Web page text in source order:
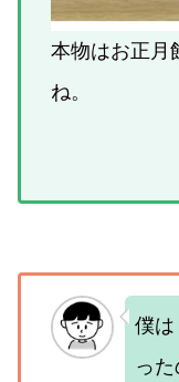
本物はお正月
ね。
僕は
っ